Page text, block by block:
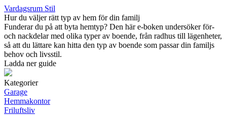
Vardagsrum Stil
Hur du väljer rätt typ av hem för din familj
Funderar du på att byta hemtyp? Den här e-boken undersöker för-
och nackdelar med olika typer av boende, från radhus till lägenheter,
så att du lättare kan hitta den typ av boende som passar din familjs
behov och livsstil.
Ladda ner guide
Kategorier
Garage
Hemmakontor
Friluftsliv